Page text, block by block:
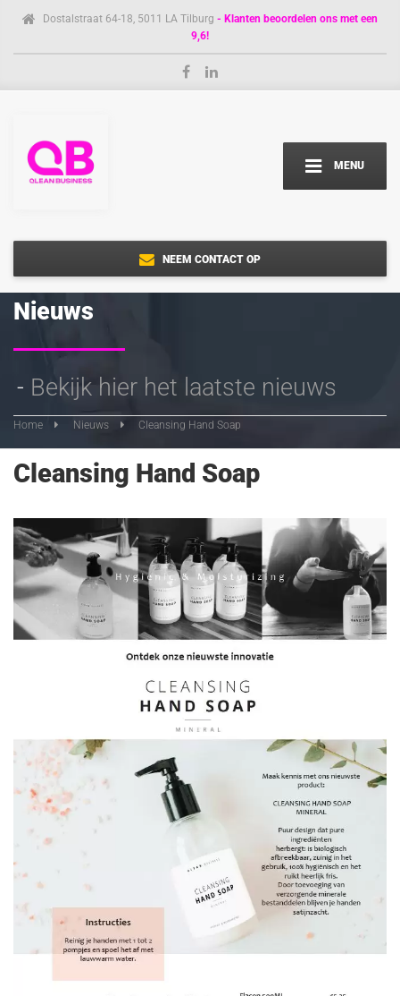
Dostalstraat 64-18, 5011 LA Tilburg - Klanten beoordelen ons met een
9,6!
MENU
NEEM CONTACT OP
Nieuws
Bekijk hier het laatste nieuws
Home Nieuws Cleansing Hand Soap
Cleansing Hand Soap